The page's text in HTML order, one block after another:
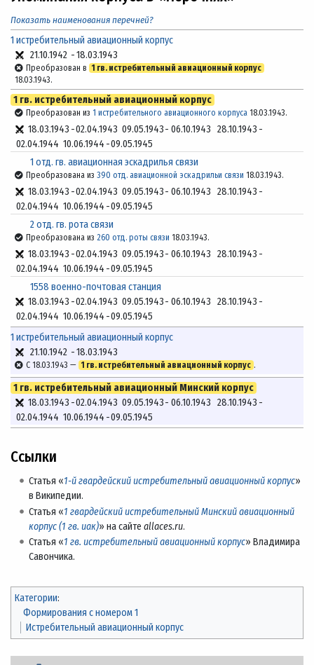
Показать наименования перечней?
1 истребительный авиационный корпус
21.10.1942 -18.03.1943
Преобразован в 1 гв. истребительный авиационный корпус
18.03.1943.
1 гв. истребительный авиационный корпус
Преобразован из 1 истребительного авиационного корпуса 18.03.1943.
18.03.1943 -02.04.1943 09.05.1943- 06.10.1943 28.10.1943 -
02.04.1944 10.06.1944 -09.05.1945
1 отд. гв. авиационная эскадрилья связи
Преобразована из390 отд. авиационной эскадрильи связи 18.03.1943.
18.03.1943 -02.04.1943 09.05.1943- 06.10.1943 28.10.1943 -
02.04.1944 10.06.1944 -09.05.1945
2 отд. гв. рота связи
Преобразована из260 отд. роты связи 18.03.1943.
18.03.1943 -02.04.1943 09.05.1943- 06.10.1943 28.10.1943 -
02.04.1944 10.06.1944 -09.05.1945
1558 военно-почтовая станция
18.03.1943 -02.04.1943 09.05.1943- 06.10.1943 28.10.1943 -
02.04.1944 10.06.1944 -09.05.1945
1 истребительный авиационный корпус
21.10.1942 -18.03.1943
С 18.03.1943 — 1 гв. истребительный авиационный корпус .
1 гв. истребительный авиационный Минский корпус
18.03.1943 -02.04.1943 09.05.1943- 06.10.1943 28.10.1943 -
02.04.1944 10.06.1944 -09.05.1945
Ссылки
Статья «1-й гвардейский истребительный авиационный корпус»
в Википедии.
Статья «1 гвардейский истребительный Минский авиационный
корпус (1 гв. иак)» на сайте allaces.ru.
Статья «1 гв. истребительный авиационный корпус» Владимира
Савончика.
Категории:
Формирования с номером 1
Истребительный авиационный корпус